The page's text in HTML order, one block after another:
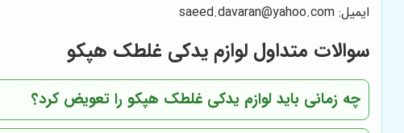
ایمیل: saeed.davaran@yahoo.com
سوالات متداول لوازم یدکی غلطک هپکو
چه زمانی باید لوازم یدکی غلطک هپکو را تعویض کرد؟